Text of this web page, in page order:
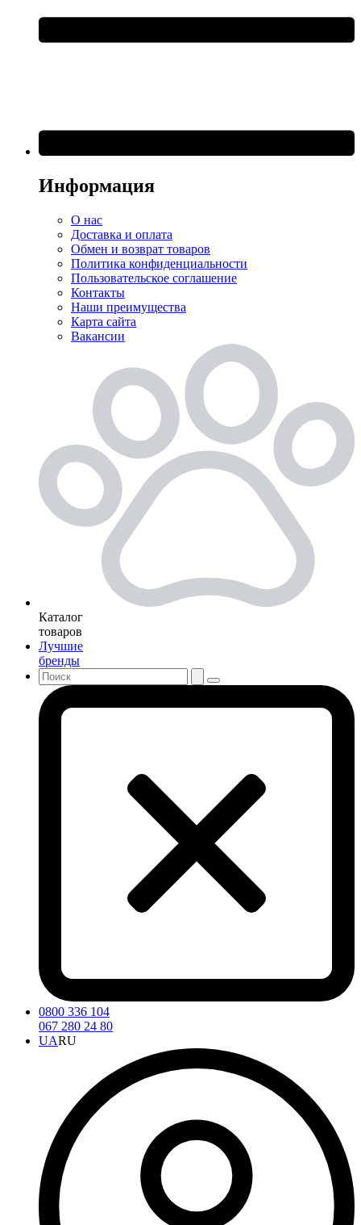
Информация
О нас
Доставка и оплата
Обмен и возврат товаров
Политика конфиденциальности
Пользовательское соглашение
Контакты
Наши преимущества
Карта сайта
Вакансии
Каталог
товаров
Лучшие
бренды
0800 336 104
067 280 24 80
UARU